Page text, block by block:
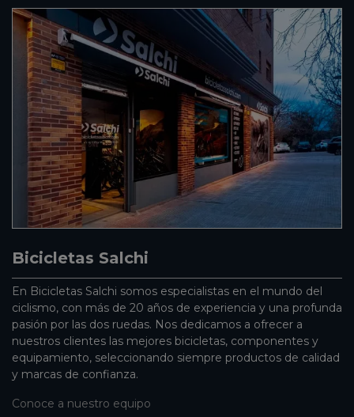
Bicicletas Salchi
En Bicicletas Salchi somos especialistas en el mundo del
ciclismo, con más de 20 años de experiencia y una profunda
pasión por las dos ruedas. Nos dedicamos a ofrecer a
nuestros clientes las mejores bicicletas, componentes y
equipamiento, seleccionando siempre productos de calidad
y marcas de confianza.
Conoce a nuestro equipo